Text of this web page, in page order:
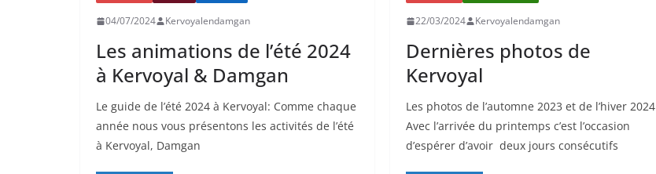
04/07/2024 Kervoyalendamgan
Les animations de l’été 2024
à Kervoyal & Damgan
Le guide de l’été 2024 à Kervoyal: Comme chaque
année nous vous présentons les activités de l’été
à Kervoyal, Damgan
22/03/2024 Kervoyalendamgan
Dernières photos de
Kervoyal
Les photos de l’automne 2023 et de l’hiver 2024
Avec l’arrivée du printemps c’est l’occasion
d’espérer d’avoir deux jours consécutifs